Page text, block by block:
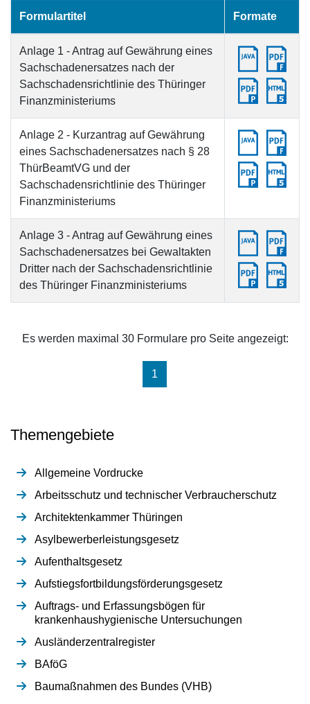
Formulartitel Formate
Anlage 1 - Antrag auf Gewährung eines
Sachschadenersatzes nach der
Sachschadensrichtlinie des Thüringer
Finanzministeriums
Anlage 2 - Kurzantrag auf Gewährung
eines Sachschadenersatzes nach § 28
ThürBeamtVG und der
Sachschadensrichtlinie des Thüringer
Finanzministeriums
Anlage 3 - Antrag auf Gewährung eines
Sachschadenersatzes bei Gewaltakten
Dritter nach der Sachschadensrichtlinie
des Thüringer Finanzministeriums
Es werden maximal 30 Formulare pro Seite angezeigt:
1
Themengebiete
Allgemeine Vordrucke
Arbeitsschutz und technischer Verbraucherschutz
Architektenkammer Thüringen
Asylbewerberleistungsgesetz
Aufenthaltsgesetz
Aufstiegsfortbildungsförderungsgesetz
Auftrags- und Erfassungsbögen für
krankenhaushygienische Untersuchungen
Ausländerzentralregister
BAföG
Baumaßnahmen des Bundes (VHB)